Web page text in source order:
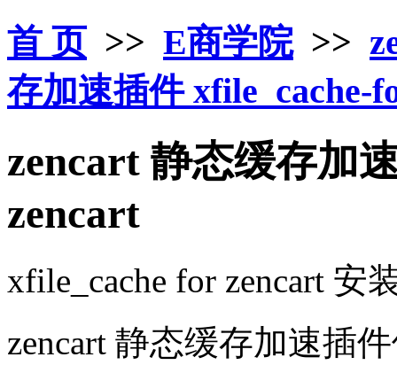
首 页>> E商学院>>
存加速插件 xfile_cache-
zencart 静态缓存加
zencart
xfile_cache for zencart 安
zencart 静态缓存加速插